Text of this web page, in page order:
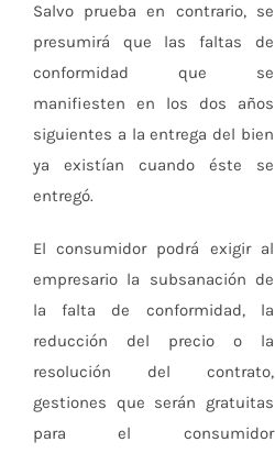
Salvo prueba en contrario, se
presumirá que las faltas de
conformidad que se
manifiesten en los dos años
siguientes a la entrega del bien
ya existían cuando éste se
entregó.
El consumidor podrá exigir al
empresario la subsanación de
la falta de conformidad, la
reducción del precio o la
resolución del contrato,
gestiones que serán gratuitas
para el consumidor